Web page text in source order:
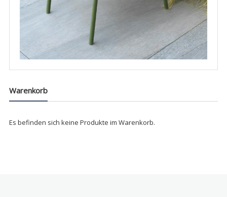
Warenkorb
Es befinden sich keine Produkte im Warenkorb.